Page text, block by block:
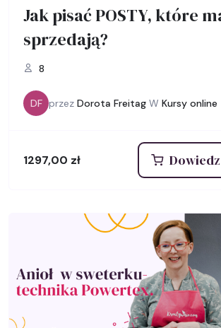
Jak pisać POSTY, które
sprzedają?
8
DF przez Dorota Freitag W Kursy online
1297,00 zł